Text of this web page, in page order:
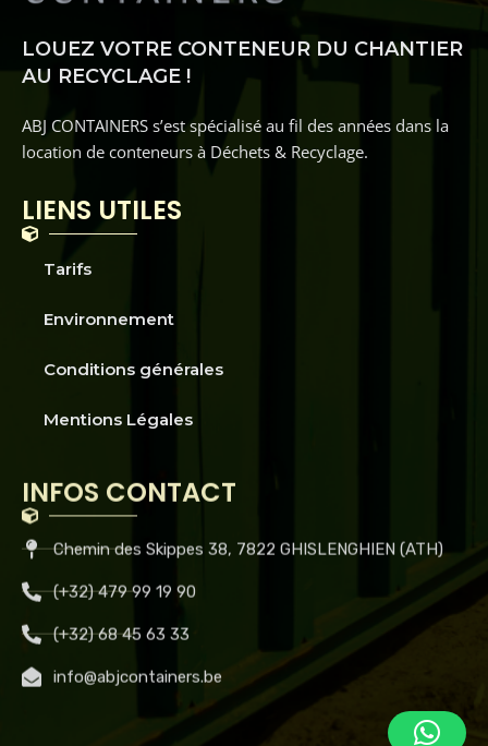
LOUEZ VOTRE CONTENEUR DU CHANTIER
AU RECYCLAGE !
ABJ CONTAINERS s’est spécialisé au fil des années dans la
location de conteneurs à Déchets & Recyclage.
LIENS UTILES
Tarifs
Environnement
Conditions générales
Mentions Légales
INFOS CONTACT
Chemin des Skippes 38, 7822 GHISLENGHIEN (ATH)
(+32) 479 99 19 90
(+32) 68 45 63 33
info@abjcontainers.be